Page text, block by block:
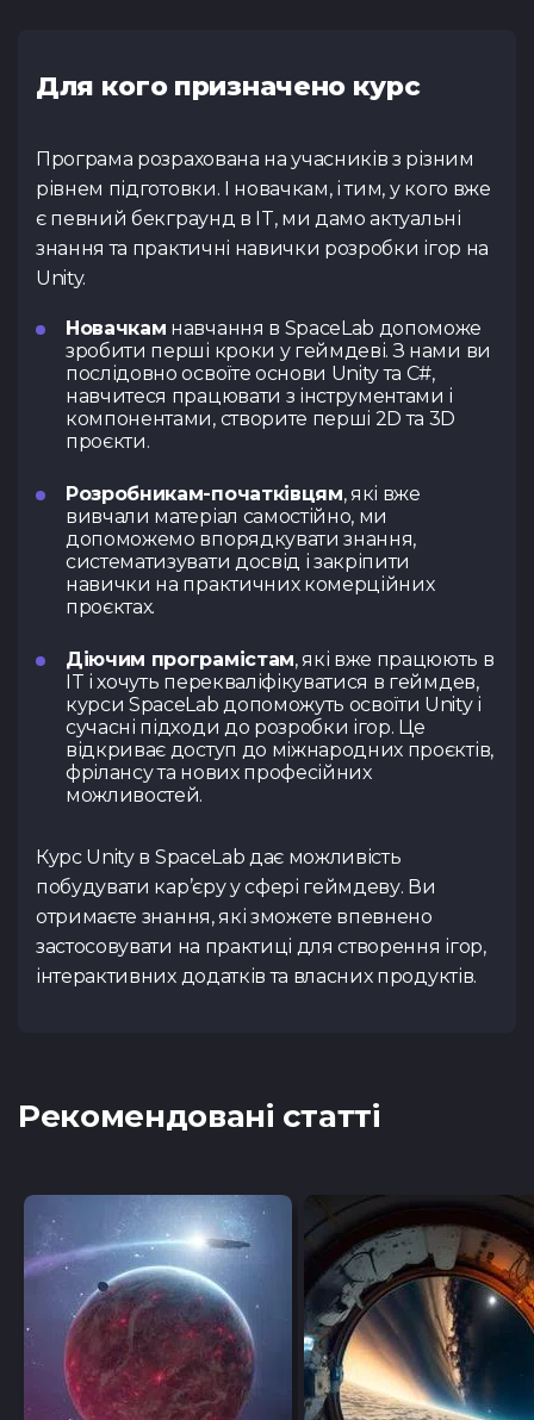
Для кого призначено курс
Програма розрахована на учасників з різним
рівнем підготовки. І новачкам, і тим, у кого вже
є певний бекграунд в IT, ми дамо актуальні
знання та практичні навички розробки ігор на
Unity.
Новачкам навчання в SpaceLab допоможе
зробити перші кроки у геймдеві. З нами ви
послідовно освоїте основи Unity та C#,
навчитеся працювати з інструментами і
компонентами, створите перші 2D та 3D
проєкти.
Розробникам-початківцям, які вже
вивчали матеріал самостійно, ми
допоможемо впорядкувати знання,
систематизувати досвід і закріпити
навички на практичних комерційних
проєктах.
Діючим програмістам, які вже працюють в
IT і хочуть перекваліфікуватися в геймдев,
курси SpaceLab допоможуть освоїти Unity і
сучасні підходи до розробки ігор. Це
відкриває доступ до міжнародних проєктів,
фрілансу та нових професійних
можливостей.
Курс Unity в SpaceLab дає можливість
побудувати кар’єру у сфері геймдеву. Ви
отримаєте знання, які зможете впевнено
застосовувати на практиці для створення ігор,
інтерактивних додатків та власних продуктів.
Рекомендовані статті